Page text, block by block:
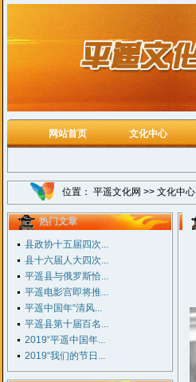
网站首页 文化中心
位置： 平遥文化网 >> 文化中心
热门文章
县政协十五届四次...
县十六届人大四次...
平遥县与俄罗斯恰...
平遥电影宫即将推...
平遥中国年“清风...
平遥县第十届百名...
2019“平遥中国年...
2019“我们的节日...